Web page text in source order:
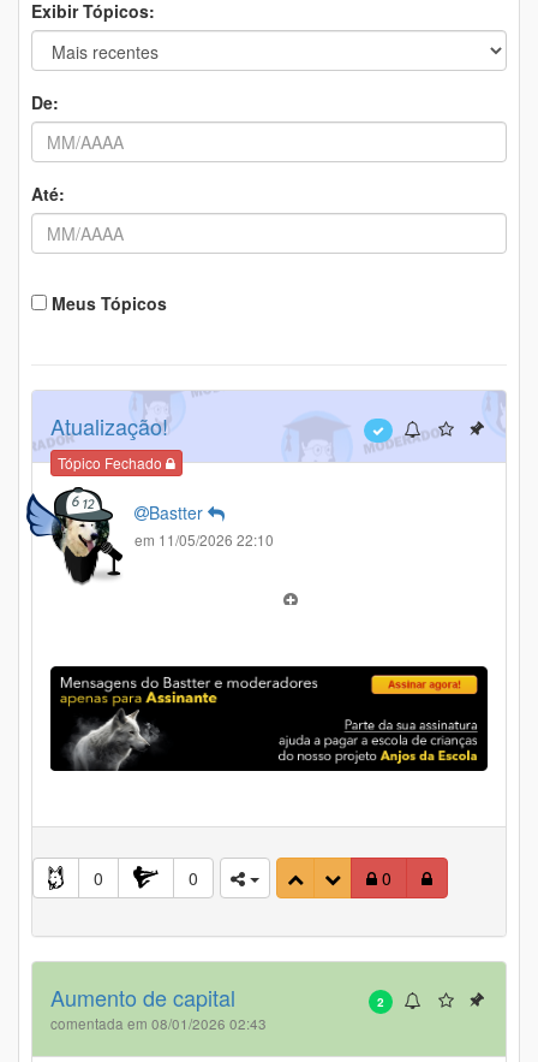
Exibir Tópicos:
De:
Até:
Meus Tópicos
Atualização!
Tópico Fechado
Bastter
em 11/05/2026 22:10
0 0 0
2
Aumento de capital
comentada em 08/01/2026 02:43